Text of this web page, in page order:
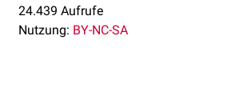
24.439 Aufrufe
Nutzung: BY-NC-SA